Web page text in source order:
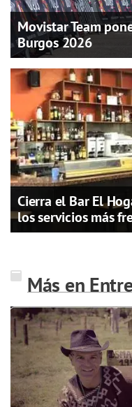
Movistar Team
Burgos 2026
Cierra el Bar El
los servicios más
Más en